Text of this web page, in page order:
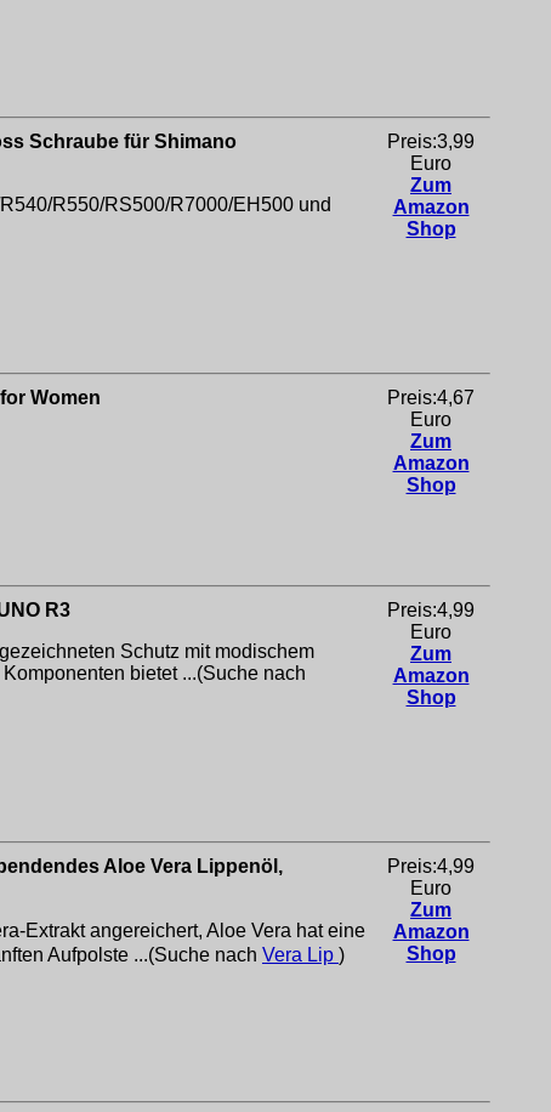
Schraube für Shimano
R550/RS500/R7000/EH500 und
Preis:3,99
Euro
Zum
Amazon
Shop
Women
Preis:4,67
Euro
Zum
Amazon
Shop
R3
Schutz mit modischem
bietet ...(Suche nach
Preis:4,99
Euro
Zum
Amazon
Shop
Aloe Vera Lippenöl,
Extrakt angereichert, Aloe Vera hat eine
Aufpolste ...(Suche nach Vera Lip )
Preis:4,99
Euro
Zum
Amazon
Shop